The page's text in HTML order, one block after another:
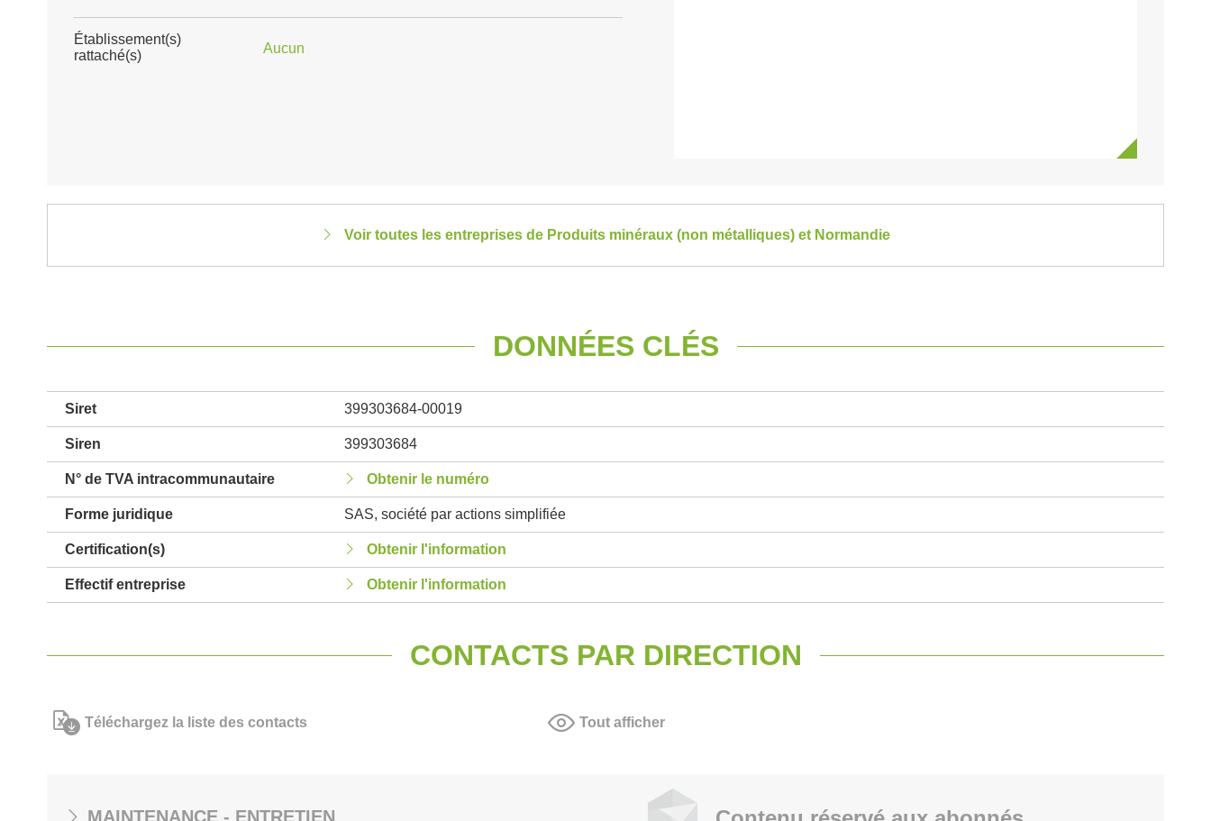
Établissement(s)
rattaché(s)
Aucun
Voir toutes les entreprises de Produits minéraux (non métalliques) et Normandie
DONNÉES CLÉS
Siret 399303684-00019
Siren 399303684
N° de TVA intracommunautaire Obtenir le numéro
Forme juridique SAS, société par actions simplifiée
Certification(s) Obtenir l'information
Effectif entreprise Obtenir l'information
CONTACTS PAR DIRECTION
Téléchargez la liste des contacts Tout afficher
MAINTENANCE - ENTRETIEN